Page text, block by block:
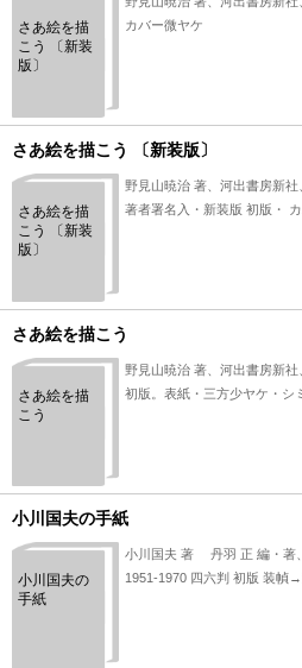
さあ絵を描
こう 〔新装
版〕
カバー微ヤケ
さあ絵を描こう 〔新装版〕
さあ絵を描
こう 〔新装
版〕
野見山暁治 著、河出書房新
著者署名入・新装版 初版・
さあ絵を描こう
さあ絵を描
こう
野見山暁治 著、河出書房新
初版。表紙・三方少ヤケ・シ
小川国夫の手紙
小川国夫の
手紙
小川国夫 著 丹羽 正 編・著
1951-1970 四六判 初版 装幀